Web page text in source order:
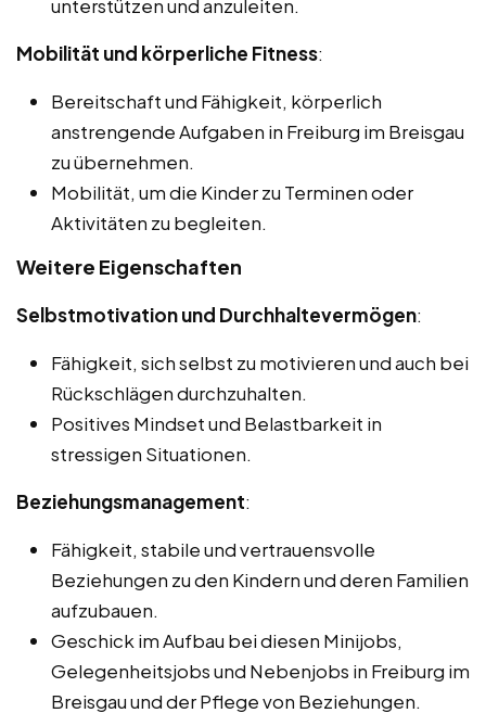
unterstützen und anzuleiten.
Mobilität und körperliche Fitness:
Bereitschaft und Fähigkeit, körperlich
anstrengende Aufgaben in Freiburg im Breisgau
zu übernehmen.
Mobilität, um die Kinder zu Terminen oder
Aktivitäten zu begleiten.
Weitere Eigenschaften
Selbstmotivation und Durchhaltevermögen:
Fähigkeit, sich selbst zu motivieren und auch bei
Rückschlägen durchzuhalten.
Positives Mindset und Belastbarkeit in
stressigen Situationen.
Beziehungsmanagement:
Fähigkeit, stabile und vertrauensvolle
Beziehungen zu den Kindern und deren Familien
aufzubauen.
Geschick im Aufbau bei diesen Minijobs,
Gelegenheitsjobs und Nebenjobs in Freiburg im
Breisgau und der Pflege von Beziehungen.